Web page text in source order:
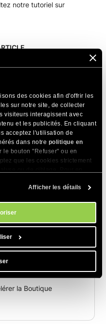
des cookies afin d'offrir les
sur notre site, de collecter
visiteurs interagissent avec
et les publicités. En cliquant
acceptez l'utilisation de
dans notre politique en
le bouton "Refuser" ou en
que les cookies strictement
pouvez gérer vos préférences
Afficher les détails
notre tutoriel sur
WordPress multilingue :
SiteGround
WordPress conforme
d'établissement
?
robots.txt -
exemples
WordPress à
la Boutique